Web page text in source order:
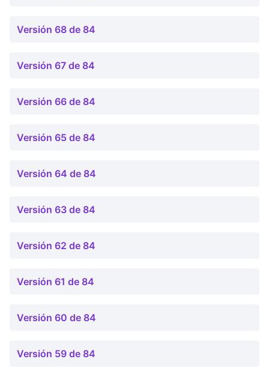
Versión 68 de 84
Versión 67 de 84
Versión 66 de 84
Versión 65 de 84
Versión 64 de 84
Versión 63 de 84
Versión 62 de 84
Versión 61 de 84
Versión 60 de 84
Versión 59 de 84